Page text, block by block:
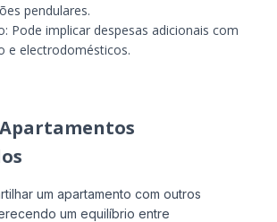
pendulares.
Pode implicar despesas adicionais com
e electrodomésticos.
Apartamentos
um apartamento com outros
um equilíbrio entre